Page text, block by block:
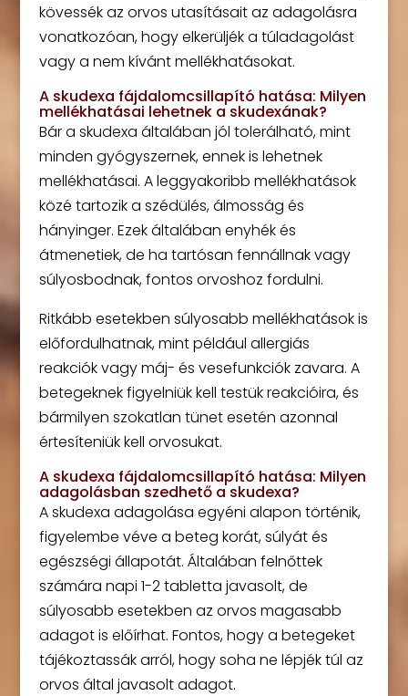
kövessék az orvos utasításait az adagolásra
vonatkozóan, hogy elkerüljék a túladagolást
vagy a nem kívánt mellékhatásokat.
A skudexa fájdalomcsillapító hatása: Milyen
mellékhatásai lehetnek a skudexának?
Bár a skudexa általában jól tolerálható, mint
minden gyógyszernek, ennek is lehetnek
mellékhatásai. A leggyakoribb mellékhatások
közé tartozik a szédülés, álmosság és
hányinger. Ezek általában enyhék és
átmenetiek, de ha tartósan fennállnak vagy
súlyosbodnak, fontos orvoshoz fordulni.
Ritkább esetekben súlyosabb mellékhatások is
előfordulhatnak, mint például allergiás
reakciók vagy máj- és vesefunkciók zavara. A
betegeknek figyelniük kell testük reakcióira, és
bármilyen szokatlan tünet esetén azonnal
értesíteniük kell orvosukat.
A skudexa fájdalomcsillapító hatása: Milyen
adagolásban szedhető a skudexa?
A skudexa adagolása egyéni alapon történik,
figyelembe véve a beteg korát, súlyát és
egészségi állapotát. Általában felnőttek
számára napi 1-2 tabletta javasolt, de
súlyosabb esetekben az orvos magasabb
adagot is előírhat. Fontos, hogy a betegeket
tájékoztassák arról, hogy soha ne lépjék túl az
orvos által javasolt adagot.